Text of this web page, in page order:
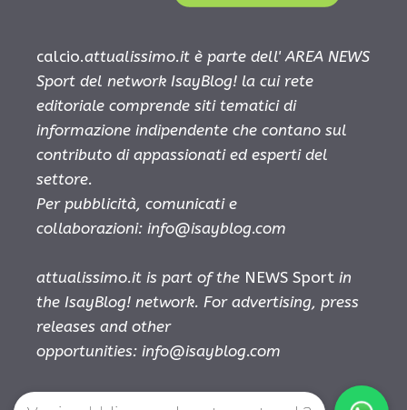
calcio.attualissimo.it è parte dell' AREA NEWS
Sport del network IsayBlog! la cui rete
editoriale comprende siti tematici di
informazione indipendente che contano sul
contributo di appassionati ed esperti del
settore.
Per pubblicità, comunicati e
collaborazioni: info@isayblog.com
attualissimo.it is part of the NEWS Sport in
the IsayBlog! network. For advertising, press
releases and other
opportunities: info@isayblog.com